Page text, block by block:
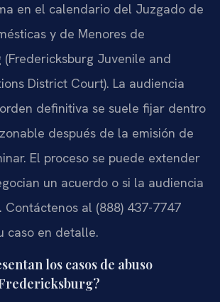
en el calendario del Juzgado de
y de Menores de
(Fredericksburg Juvenile and
District Court). La audiencia
definitiva se suele fijar dentro
después de la emisión de
El proceso se puede extender
un acuerdo o si la audiencia
Contáctenos al (888) 437-7747
caso en detalle.
los casos de abuso